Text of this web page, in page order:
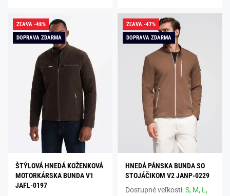
ZĽAVA -48%
DOPRAVA ZDARMA
ŠTÝLOVÁ HNEDÁ KOŽENKOVÁ
MOTORKÁRSKA BUNDA V1
JAFL-0197
ZĽAVA -47%
DOPRAVA ZDARMA
HNEDÁ PÁNSKA BUNDA SO
STOJÁČIKOM V2 JANP-0229
Dostupné veľkosti:S, M, L,